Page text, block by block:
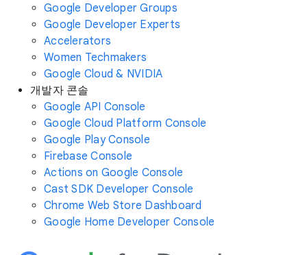
Google Developer Groups
Google Developer Experts
Accelerators
Women Techmakers
Google Cloud & NVIDIA
개발자 콘솔
Google API Console
Google Cloud Platform Console
Google Play Console
Firebase Console
Actions on Google Console
Cast SDK Developer Console
Chrome Web Store Dashboard
Google Home Developer Console